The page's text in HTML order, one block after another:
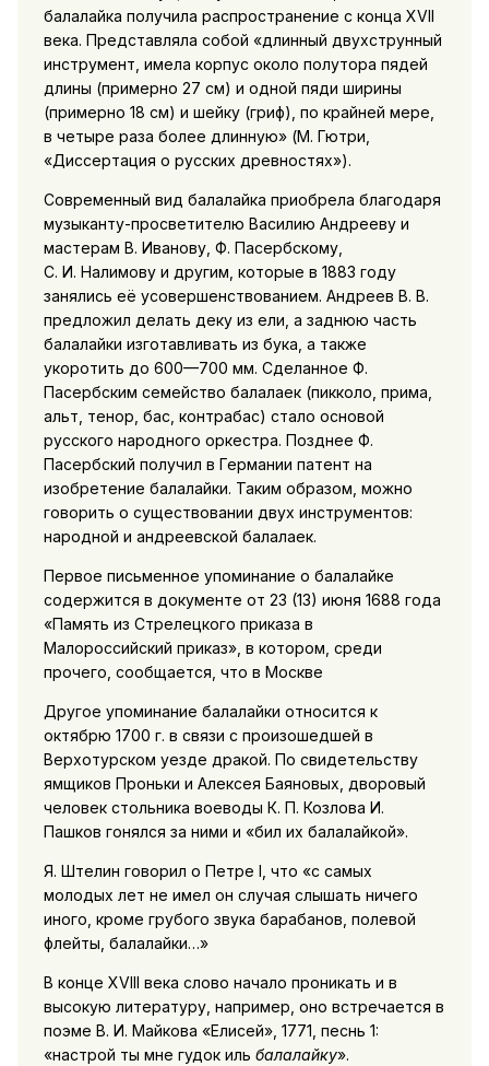
балалайка получила распространение с конца XVII
века. Представляла собой «длинный двухструнный
инструмент, имела корпус около полутора пядей
длины (примерно 27 см) и одной пяди ширины
(примерно 18 см) и шейку (гриф), по крайней мере,
в четыре раза более длинную» (М. Гютри,
«Диссертация о русских древностях»).
Современный вид балалайка приобрела благодаря
музыканту-просветителю Василию Андрееву и
мастерам В. Иванову, Ф. Пасербскому,
С. И. Налимову и другим, которые в 1883 году
занялись её усовершенствованием. Андреев В. В.
предложил делать деку из ели, а заднюю часть
балалайки изготавливать из бука, а также
укоротить до 600—700 мм. Сделанное Ф.
Пасербским семейство балалаек (пикколо, прима,
альт, тенор, бас, контрабас) стало основой
русского народного оркестра. Позднее Ф.
Пасербский получил в Германии патент на
изобретение балалайки. Таким образом, можно
говорить о существовании двух инструментов:
народной и андреевской балалаек.
Первое письменное упоминание о балалайке
содержится в документе от 23 (13) июня 1688 года
«Память из Стрелецкого приказа в
Малороссийский приказ», в котором, среди
прочего, сообщается, что в Москве
Другое упоминание балалайки относится к
октябрю 1700 г. в связи с произошедшей в
Верхотурском уезде дракой. По свидетельству
ямщиков Проньки и Алексея Баяновых, дворовый
человек стольника воеводы К. П. Козлова И.
Пашков гонялся за ними и «бил их балалайкой».
Я. Штелин говорил о Петре I, что «с самых
молодых лет не имел он случая слышать ничего
иного, кроме грубого звука барабанов, полевой
флейты, балалайки…»
В конце XVIII века слово начало проникать и в
высокую литературу, например, оно встречается в
поэме В. И. Майкова «Елисей», 1771, песнь 1:
«настрой ты мне гудок иль балалайку».